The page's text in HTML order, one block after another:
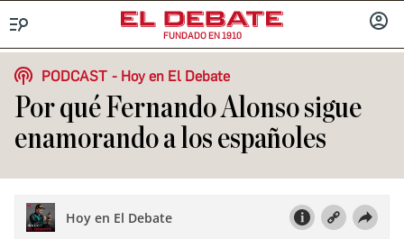
FUNDADO EN 1910
SESIÓN
PODCAST
Hoy en El Debate
Por qué Fernando Alonso sigue
enamorando a los españoles